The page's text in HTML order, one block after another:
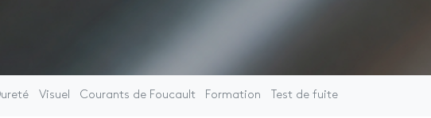
Visuel Courants de Foucault Formation Test de fuite